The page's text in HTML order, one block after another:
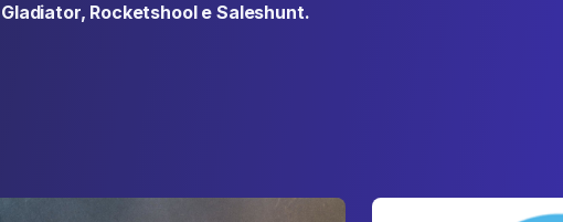
Gladiator, Rocketshool e Saleshunt.